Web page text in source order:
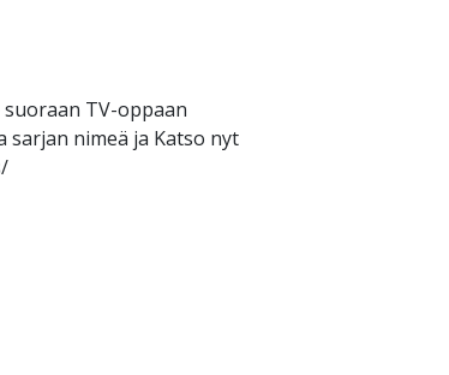
TV-oppaan
sarjan nimeä ja Katso nyt